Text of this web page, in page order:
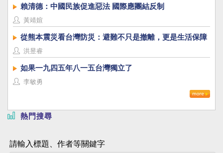
賴清德：中國民族促進惡法 國際應團結反制
黃靖媗
從熊本震災看台灣防災：避難不只是撤離，更是生活保障
洪昱睿
如果一九四五年八一五台灣獨立了
李敏勇
熱門搜尋
請輸入標題、作者等關鍵字